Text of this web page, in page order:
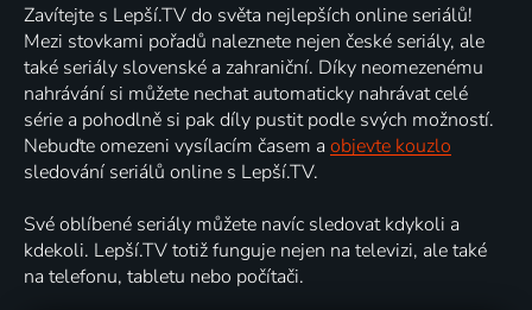
Zavítejte s Lepší.TV do světa nejlepších online seriálů!
Mezi stovkami pořadů naleznete nejen české seriály, ale
také seriály slovenské a zahraniční. Díky neomezenému
nahrávání si můžete nechat automaticky nahrávat celé
série a pohodlně si pak díly pustit podle svých možností.
Nebuďte omezeni vysílacím časem a objevte kouzlo
sledování seriálů online s Lepší.TV.
Své oblíbené seriály můžete navíc sledovat kdykoli a
kdekoli. Lepší.TV totiž funguje nejen na televizi, ale také
na telefonu, tabletu nebo počítači.